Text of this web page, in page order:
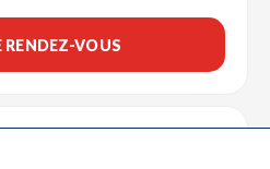
RENDEZ-VOUS